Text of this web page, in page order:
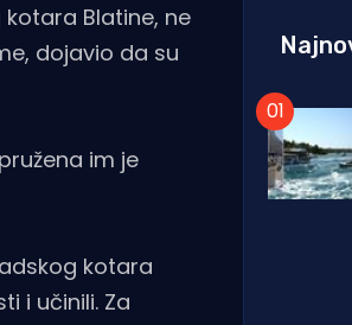
Blatine, ne
dojavio da su
im je
kotara
i učinili. Za